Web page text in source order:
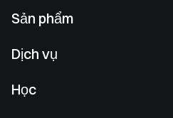
Phòng tin tức
Sản phẩm
Giao dịch giao ngay
Dịch vụ
Học